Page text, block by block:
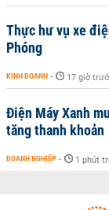
Thực hư vụ xe
Phóng
KINH DOANH - 17 giờ
Điện Máy Xanh
tăng thanh khoản
DOANH NGHIỆP - 1 phút